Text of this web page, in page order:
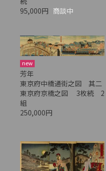
95,000円 商談中
new
芳年
東京府中橋通街之図 其二
東京府京橋之図 3枚続 2
組
250,000円